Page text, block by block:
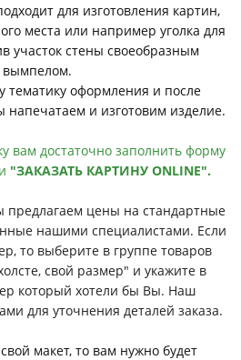
для изготовления картин,
места или например уголка для
участок стены своеобразным
вымпелом.
тематику оформления и после
напечатаем и изготовим изделие.
вам достаточно заполнить форму
"ЗАКАЗАТЬ КАРТИНУ ONLINE".
предлагаем цены на стандартные
нашими специалистами. Если
то выберите в группе товаров
свой размер" и укажите в
который хотели бы Вы. Наш
для уточнения деталей заказа.
макет, то вам нужно будет